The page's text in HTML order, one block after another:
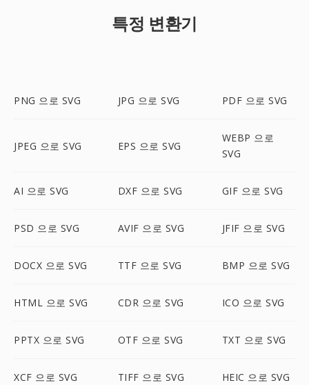
특정 변환기
PNG 으로 SVG JPG 으로 SVG PDF 으로 SVG
JPEG 으로 SVG EPS 으로 SVG
WEBP 으로
SVG
AI 으로 SVG DXF 으로 SVG GIF 으로 SVG
PSD 으로 SVG AVIF 으로 SVG JFIF 으로 SVG
DOCX 으로 SVG TTF 으로 SVG BMP 으로 SVG
HTML 으로 SVG CDR 으로 SVG ICO 으로 SVG
PPTX 으로 SVG OTF 으로 SVG TXT 으로 SVG
XCF 으로 SVG TIFF 으로 SVG HEIC 으로 SVG